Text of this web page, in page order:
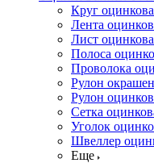
Круг
Лента
Лист
Полоса
Проволока
Рулон
Рулон
Сетка
Уголок
Швеллер
Еще